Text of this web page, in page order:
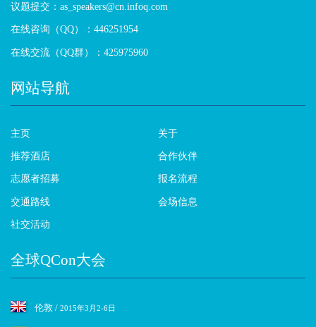
议题提交：as_speakers@cn.infoq.com
在线咨询（QQ）：446251954
在线交流（QQ群）：425975960
网站导航
主页 关于
推荐酒店 合作伙伴
志愿者招募 报名流程
交通路线 会场信息
社交活动
全球QCon大会
伦敦 / 2015年3月2-6日